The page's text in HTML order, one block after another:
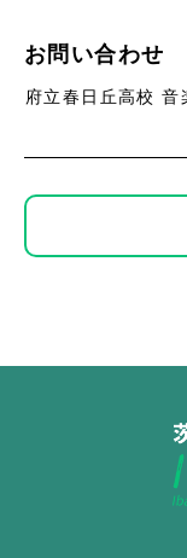
お問い合わせ
府立春日丘高校